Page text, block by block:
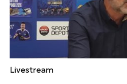
Livestream